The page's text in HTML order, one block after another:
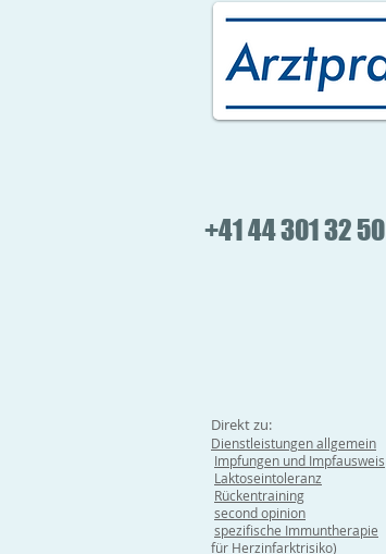
+41 44 301 32 50
Direkt zu:
Dienstleistungen allgemein
Impfungen und Impfausweis
Laktoseintoleranz
Rückentraining
second opinion
spezifische Immuntherapie
für Herzinfarktrisiko)